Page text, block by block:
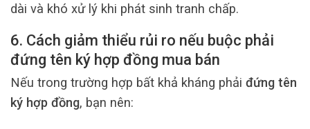
dài và khó xử lý khi phát sinh tranh chấp.
6. Cách giảm thiểu rủi ro nếu buộc phải
đứng tên ký hợp đồng mua bán
Nếu trong trường hợp bất khả kháng phải đứng tên
ký hợp đồng, bạn nên: